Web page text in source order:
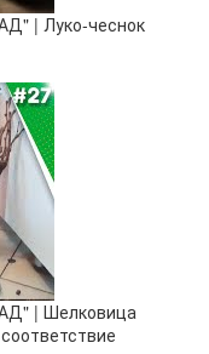
| Луко-чеснок
| Шелковица